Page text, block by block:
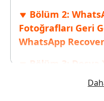
Bölüm 2:
Fotoğrafları Geri
WhatsApp
Bölüm 3: Dosya
WhatsApp Silinen
Getirme [Sadece